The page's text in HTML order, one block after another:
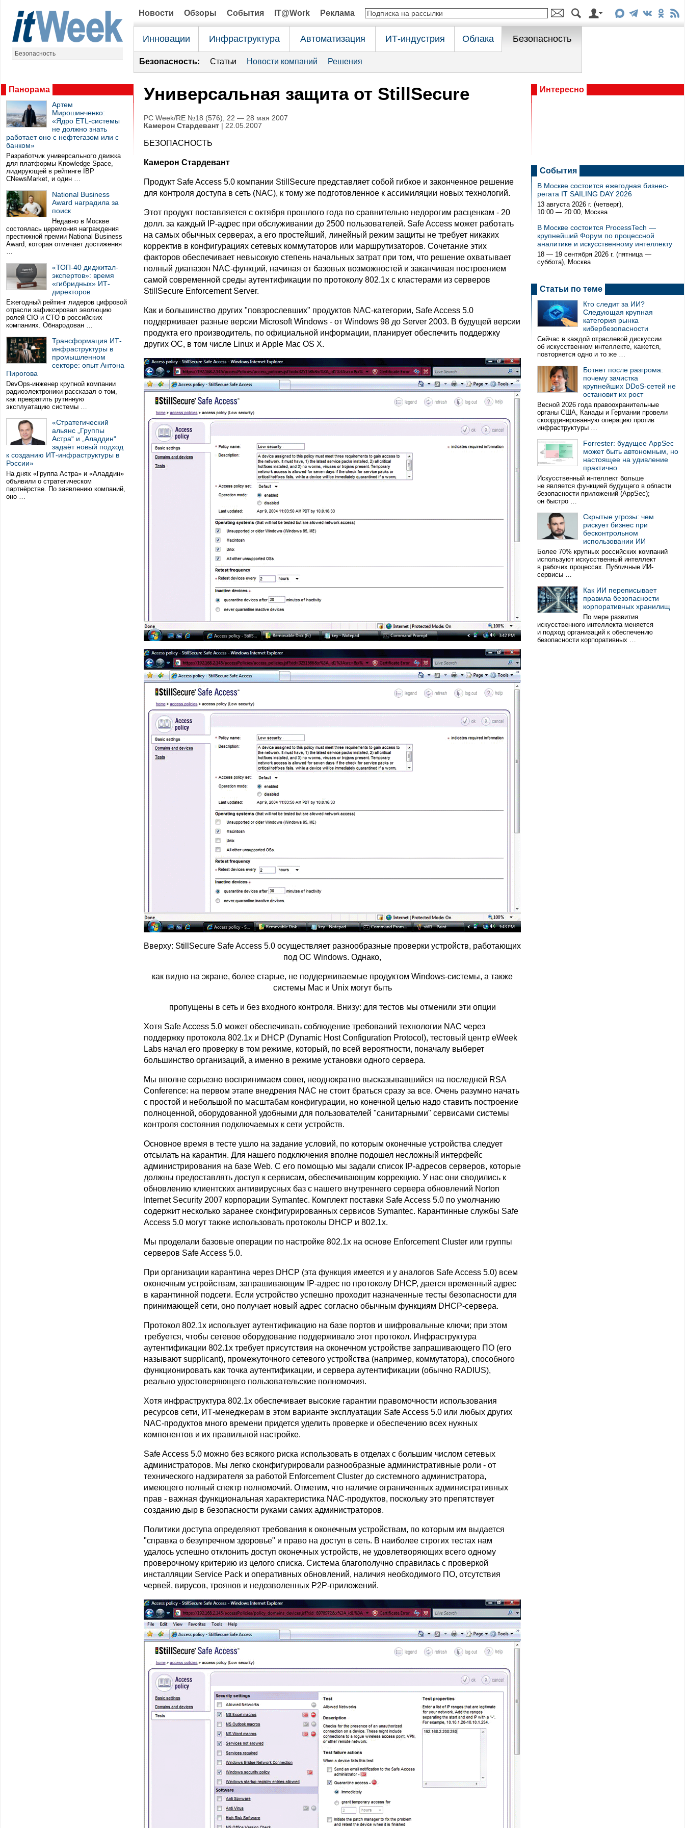
Безопасность
Новости Обзоры События IT@Work Реклама
Инновации Инфраструктура Автоматизация ИТ-индустрия Облака Безопасность
Безопасность: Статьи Новости компаний Решения
Панорама
Артем
Мирошинченко:
«Ядро ETL-системы
не должно знать
работает оно с нефтегазом или с
банком»
Разработчик универсального движка
для платформы Knowledge Space,
лидирующей в рейтинге IBP
CNewsMarket, и один …
National Business
Award наградила за
поиск
Недавно в Москве
состоялась церемония награждения
престижной премии National Business
Award, которая отмечает достижения
…
«ТОП-40 диджитал-
экспертов»: время
«гибридных» ИТ-
директоров
Ежегодный рейтинг лидеров цифровой
отрасли зафиксировал эволюцию
ролей CIO и CTO в российских
компаниях. Обнародован …
Трансформация ИТ-
инфраструктуры в
промышленном
секторе: опыт Антона
Пирогова
DevOps-инженер крупной компании
радиоэлектроники рассказал о том,
как превратить рутинную
эксплуатацию системы …
«Стратегический
альянс „Группы
Астра“ и „Аладдин“
задаёт новый подход
к созданию ИТ-инфраструктуры в
России»
На днях «Группа Астра» и «Аладдин»
объявили о стратегическом
партнёрстве. По заявлению компаний,
оно …
Универсальная защита от StillSecure
PC Week/RE №18 (576), 22 — 28 мая 2007
Камерон Стардевант | 22.05.2007
БЕЗОПАСНОСТЬ
Камерон Стардевант
Продукт Safe Access 5.0 компании StillSecure представляет собой гибкое и законченное решение
для контроля доступа в сеть (NAC), к тому же подготовленное к ассимиляции новых технологий.
Этот продукт поставляется с октября прошлого года по сравнительно недорогим расценкам - 20
долл. за каждый IP-адрес при обслуживании до 2500 пользователей. Safe Access может работать
на самых обычных серверах, а его простейший, линейный режим защиты не требует никаких
корректив в конфигурациях сетевых коммутаторов или маршрутизаторов. Сочетание этих
факторов обеспечивает невысокую степень начальных затрат при том, что решение охватывает
полный диапазон NAC-функций, начиная от базовых возможностей и заканчивая построением
самой современной среды аутентификации по протоколу 802.1x с кластерами из серверов
StillSecure Enforcement Server.
Как и большинство других "повзрослевших" продуктов NAC-категории, Safe Access 5.0
поддерживает разные версии Microsoft Windows - от Windows 98 до Server 2003. В будущей версии
продукта его производитель, по официальной информации, планирует обеспечить поддержку
других ОС, в том числе Linux и Apple Mac OS X.
Вверху: StillSecure Safe Access 5.0 осуществляет разнообразные проверки устройств, работающих
под ОС Windows. Однако,
как видно на экране, более старые, не поддерживаемые продуктом Windows-системы, а также
системы Mac и Unix могут быть
пропущены в сеть и без входного контроля. Внизу: для тестов мы отменили эти опции
Хотя Safe Access 5.0 может обеспечивать соблюдение требований технологии NAC через
поддержку протокола 802.1x и DHCP (Dynamic Host Configuration Protocol), тестовый центр eWeek
Labs начал его проверку в том режиме, который, по всей вероятности, поначалу выберет
большинство организаций, а именно в режиме установки одного сервера.
Мы вполне серьезно воспринимаем совет, неоднократно высказывавшийся на последней RSA
Conference: на первом этапе внедрения NAC не стоит браться сразу за все. Очень разумно начать
с простой и небольшой по масштабам конфигурации, но конечной целью надо ставить построение
полноценной, оборудованной удобными для пользователей "санитарными" сервисами системы
контроля состояния подключаемых к сети устройств.
Основное время в тесте ушло на задание условий, по которым оконечные устройства следует
отсылать на карантин. Для нашего подключения вполне подошел несложный интерфейс
администрирования на базе Web. С его помощью мы задали список IP-адресов серверов, которые
должны предоставлять доступ к сервисам, обеспечивающим коррекцию. У нас они сводились к
обновлению клиентских антивирусных баз с нашего внутреннего сервера обновлений Norton
Internet Security 2007 корпорации Symantec. Комплект поставки Safe Access 5.0 по умолчанию
содержит несколько заранее сконфигурированных сервисов Symantec. Карантинные службы Safe
Access 5.0 могут также использовать протоколы DHCP и 802.1x.
Мы проделали базовые операции по настройке 802.1x на основе Enforcement Cluster или группы
серверов Safe Access 5.0.
При организации карантина через DHCP (эта функция имеется и у аналогов Safe Access 5.0) всем
оконечным устройствам, запрашивающим IP-адрес по протоколу DHCP, дается временный адрес
в карантинной подсети. Если устройство успешно проходит назначенные тесты безопасности для
принимающей сети, оно получает новый адрес согласно обычным функциям DHCP-сервера.
Протокол 802.1x использует аутентификацию на базе портов и шифровальные ключи; при этом
требуется, чтобы сетевое оборудование поддерживало этот протокол. Инфраструктура
аутентификации 802.1x требует присутствия на оконечном устройстве запрашивающего ПО (его
называют supplicant), промежуточного сетевого устройства (например, коммутатора), способного
функционировать как точка аутентификации, и сервера аутентификации (обычно RADIUS),
реально удостоверяющего пользовательские полномочия.
Хотя инфраструктура 802.1x обеспечивает высокие гарантии правомочности использования
ресурсов сети, ИТ-менеджерам в этом варианте эксплуатации Safe Access 5.0 или любых других
NAC-продуктов много времени придется уделить проверке и обеспечению всех нужных
компонентов и их правильной настройке.
Safe Access 5.0 можно без всякого риска использовать в отделах с большим числом сетевых
администраторов. Мы легко сконфигурировали разнообразные административные роли - от
технического надзирателя за работой Enforcement Cluster до системного администратора,
имеющего полный спектр полномочий. Отметим, что наличие ограниченных административных
прав - важная функциональная характеристика NAC-продуктов, поскольку это препятствует
созданию дыр в безопасности руками самих администраторов.
Политики доступа определяют требования к оконечным устройствам, по которым им выдается
"справка о безупречном здоровье" и право на доступ в сеть. В наиболее строгих тестах нам
удалось успешно отклонить доступ оконечных устройств, не удовлетворяющих всего одному
проверочному критерию из целого списка. Система благополучно справилась с проверкой
инсталляции Service Pack и оперативных обновлений, наличия необходимого ПО, отсутствия
червей, вирусов, троянов и недозволенных P2P-приложений.
Интересно
События
В Москве состоится ежегодная бизнес-
регата IT SAILING DAY 2026
13 августа 2026 г. (четверг),
10:00 — 20:00, Москва
В Москве состоится ProcessTech —
крупнейший Форум по процессной
аналитике и искусственному интеллекту
18 — 19 сентября 2026 г. (пятница —
суббота), Москва
Статьи по теме
Кто следит за ИИ?
Следующая крупная
категория рынка
кибербезопасности
Сейчас в каждой отраслевой дискуссии
об искусственном интеллекте, кажется,
повторяется одно и то же …
Ботнет после разгрома:
почему зачистка
крупнейших DDoS-сетей не
остановит их рост
Весной 2026 года правоохранительные
органы США, Канады и Германии провели
скоординированную операцию против
инфраструктуры …
Forrester: будущее AppSec
может быть автономным, но
настоящее на удивление
практично
Искусственный интеллект больше
не является функцией будущего в области
безопасности приложений (AppSec);
он быстро …
Скрытые угрозы: чем
рискует бизнес при
бесконтрольном
использовании ИИ
Более 70% крупных российских компаний
используют искусственный интеллект
в рабочих процессах. Публичные ИИ-
сервисы …
Как ИИ переписывает
правила безопасности
корпоративных хранилищ
По мере развития
искусственного интеллекта меняется
и подход организаций к обеспечению
безопасности корпоративных …